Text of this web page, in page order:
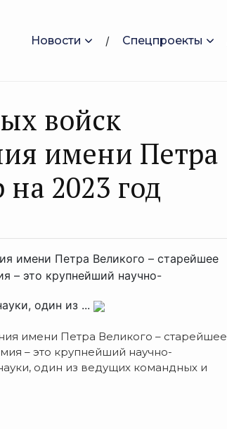
Новости Спецпроекты
войск
имени Петра
2023 год
имени Петра Великого – старейшее
– это крупнейший научно-
один из ...
имени Петра Великого – старейшее
– это крупнейший научно-
один из ведущих командных и